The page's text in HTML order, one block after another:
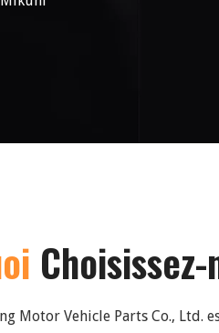
Motor Vehicle Parts Co., Ltd.